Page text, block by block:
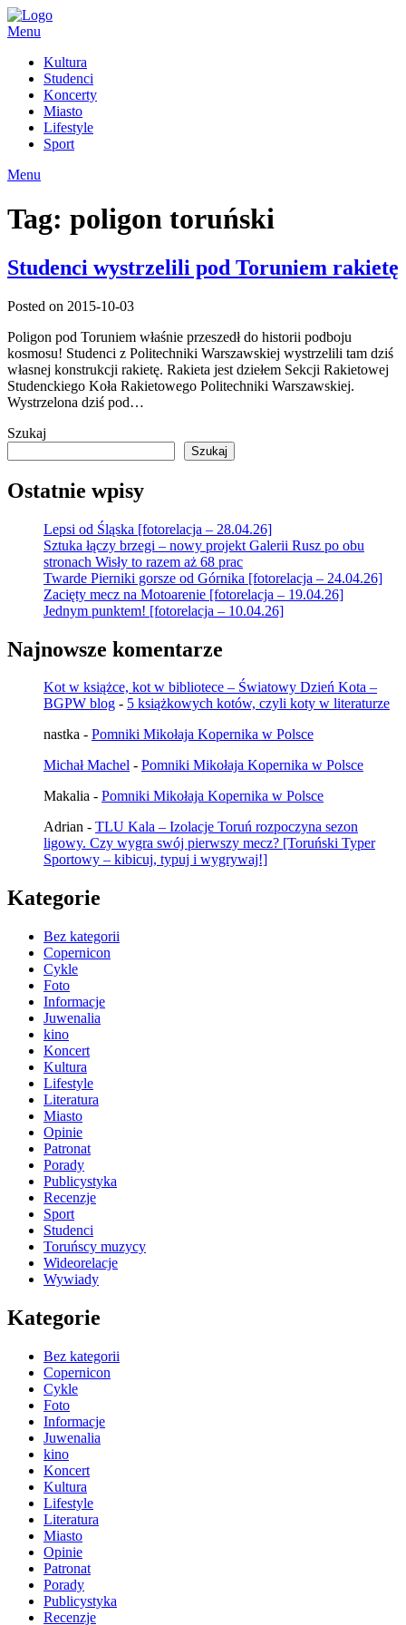
Skip
to
Menu
Kultura
Studenci
Koncerty
Miasto
Lifestyle
Sport
Menu
Tag: poligon toruński
Studenci wystrzelili pod Toruniem rakietę
Posted on 2015-10-03
Poligon pod Toruniem właśnie przeszedł do historii podboju
kosmosu! Studenci z Politechniki Warszawskiej wystrzelili tam dziś
własnej konstrukcji rakietę. Rakieta jest dziełem Sekcji Rakietowej
Studenckiego Koła Rakietowego Politechniki Warszawskiej.
Wystrzelona dziś pod…
Szukaj
Szukaj
Ostatnie wpisy
Lepsi od Śląska [fotorelacja – 28.04.26]
Sztuka łączy brzegi – nowy projekt Galerii Rusz po obu
stronach Wisły to razem aż 68 prac
Twarde Pierniki gorsze od Górnika [fotorelacja – 24.04.26]
Zacięty mecz na Motoarenie [fotorelacja – 19.04.26]
Jednym punktem! [fotorelacja – 10.04.26]
Najnowsze komentarze
Kot w książce, kot w bibliotece – Światowy Dzień Kota –
BGPW blog - 5 książkowych kotów, czyli koty w literaturze
nastka - Pomniki Mikołaja Kopernika w Polsce
Michał Machel - Pomniki Mikołaja Kopernika w Polsce
Makalia - Pomniki Mikołaja Kopernika w Polsce
Adrian - TLU Kala – Izolacje Toruń rozpoczyna sezon
ligowy. Czy wygra swój pierwszy mecz? [Toruński Typer
Sportowy – kibicuj, typuj i wygrywaj!]
Kategorie
Bez kategorii
Copernicon
Cykle
Foto
Informacje
Juwenalia
kino
Koncert
Kultura
Lifestyle
Literatura
Miasto
Opinie
Patronat
Porady
Publicystyka
Recenzje
Sport
Studenci
Toruńscy muzycy
Wideorelacje
Wywiady
Kategorie
Bez kategorii
Copernicon
Cykle
Foto
Informacje
Juwenalia
kino
Koncert
Kultura
Lifestyle
Literatura
Miasto
Opinie
Patronat
Porady
Publicystyka
Recenzje